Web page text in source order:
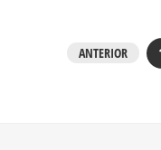
ANTERIOR